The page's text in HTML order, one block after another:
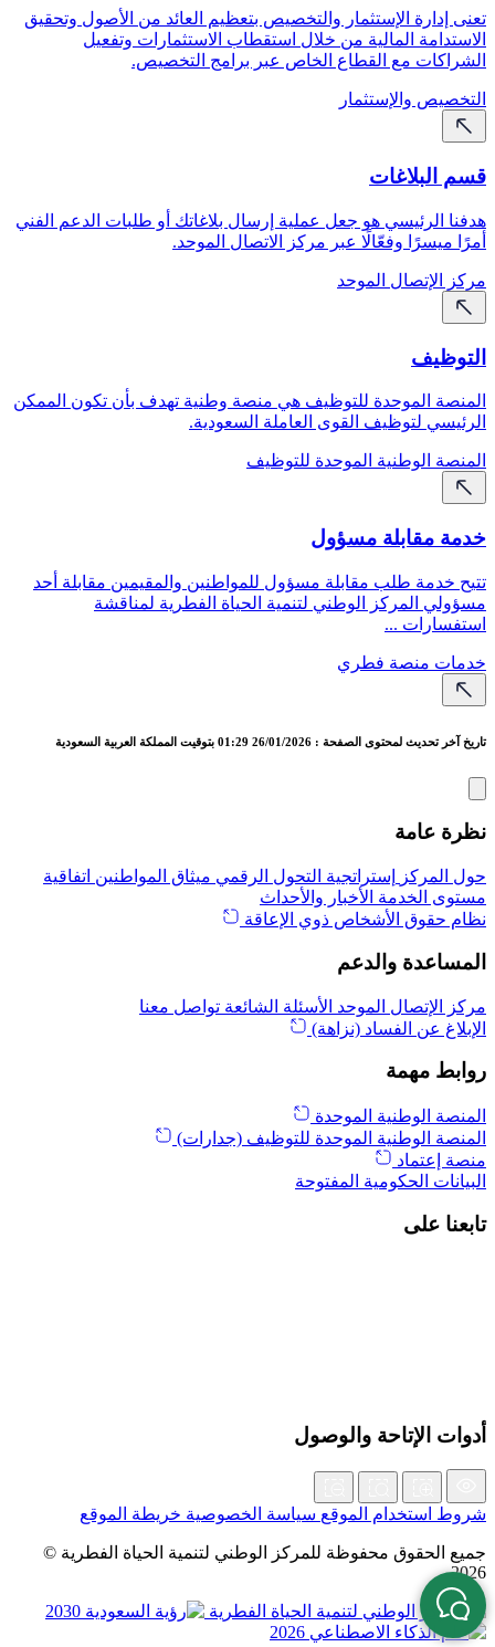
تعنى إدارة الإستثمار والتخصيص بتعظيم العائد من الأصول وتحقيق
الاستدامة المالية من خلال استقطاب الاستثمارات وتفعيل
الشراكات مع القطاع الخاص عبر برامج التخصيص.
التخصيص والإستثمار
قسم البلاغات
هدفنا الرئيسي هو جعل عملية إرسال بلاغاتك أو طلبات الدعم الفني
أمرًا ميسرًا وفعّالًا عبر مركز الاتصال الموحد.
مركز الإتصال الموحد
التوظيف
المنصة الموحدة للتوظيف هي منصة وطنية تهدف بأن تكون الممكن
الرئيسي لتوظيف القوی العاملة السعودية.
المنصة الوطنية الموحدة للتوظيف
خدمة مقابلة مسؤول
تتيح خدمة طلب مقابلة مسؤول للمواطنين والمقيمين مقابلة أحد
مسؤولي المركز الوطني لتنمية الحياة الفطرية لمناقشة
استفسارات ...
خدمات منصة فطري
تاريخ آخر تحديث لمحتوى الصفحة : 26/01/2026 01:29 بتوقيت المملكة العربية السعودية
نظرة عامة
حول المركز إستراتجية التحول الرقمي ميثاق المواطنين اتفاقية
مستوى الخدمة الأخبار والأحداث
نظام حقوق الأشخاص ذوي الإعاقة
المساعدة والدعم
مركز الإتصال الموحد الأسئلة الشائعة تواصل معنا
الإبلاغ عن الفساد (نزاهة)
روابط مهمة
المنصة الوطنية الموحدة
المنصة الوطنية الموحدة للتوظيف (جدارات)
منصة إعتماد
البيانات الحكومية المفتوحة
تابعنا على
أدوات الإتاحة والوصول
شروط استخدام الموقع سياسة الخصوصية خريطة الموقع
جميع الحقوق محفوظة للمركز الوطني لتنمية الحياة الفطرية ©
2026